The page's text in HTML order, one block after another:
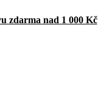
zdarma nad 1 000 Kč